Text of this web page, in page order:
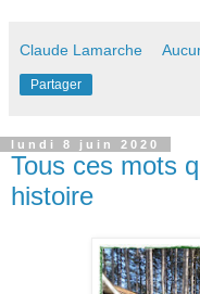
Claude Lamarche
Partager
lundi 8 juin 2020
Tous ces mots
histoire